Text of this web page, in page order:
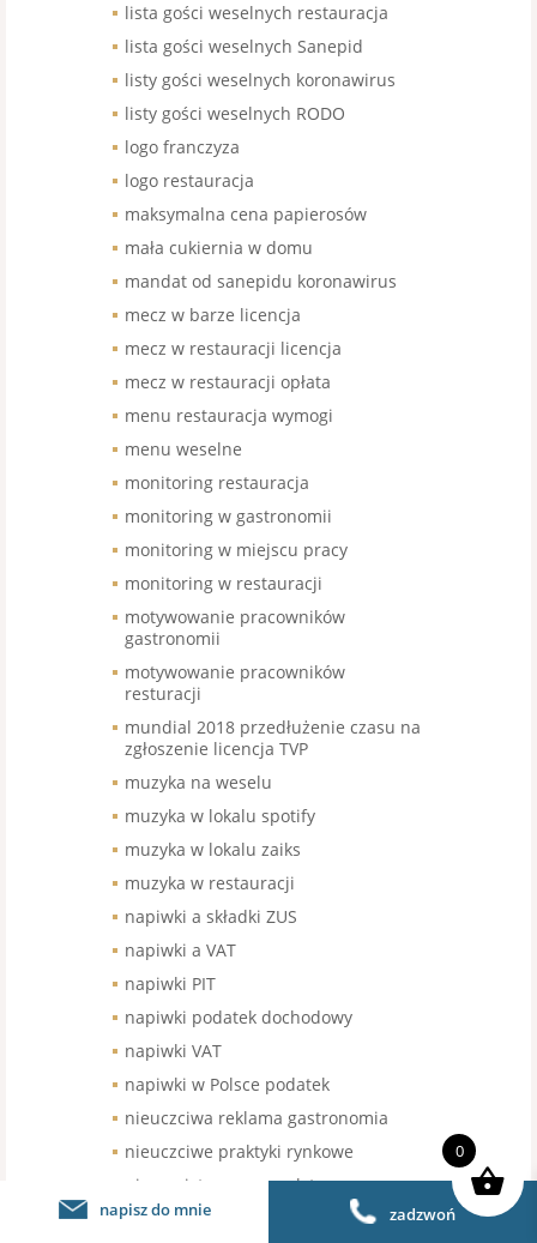
lista gości weselnych restauracja
lista gości weselnych Sanepid
listy gości weselnych koronawirus
listy gości weselnych RODO
logo franczyza
logo restauracja
maksymalna cena papierosów
mała cukiernia w domu
mandat od sanepidu koronawirus
mecz w barze licencja
mecz w restauracji licencja
mecz w restauracji opłata
menu restauracja wymogi
menu weselne
monitoring restauracja
monitoring w gastronomii
monitoring w miejscu pracy
monitoring w restauracji
motywowanie pracowników
gastronomii
motywowanie pracowników
resturacji
mundial 2018 przedłużenie czasu na
zgłoszenie licencja TVP
muzyka na weselu
muzyka w lokalu spotify
muzyka w lokalu zaiks
muzyka w restauracji
napiwki a składki ZUS
napiwki a VAT
napiwki PIT
napiwki podatek dochodowy
napiwki VAT
napiwki w Polsce podatek
nieuczciwa reklama gastronomia
nieuczciwe praktyki rynkowe
niezarejstrowany znak towarowy
franczyza
napisz do mnie zadzwoń
0